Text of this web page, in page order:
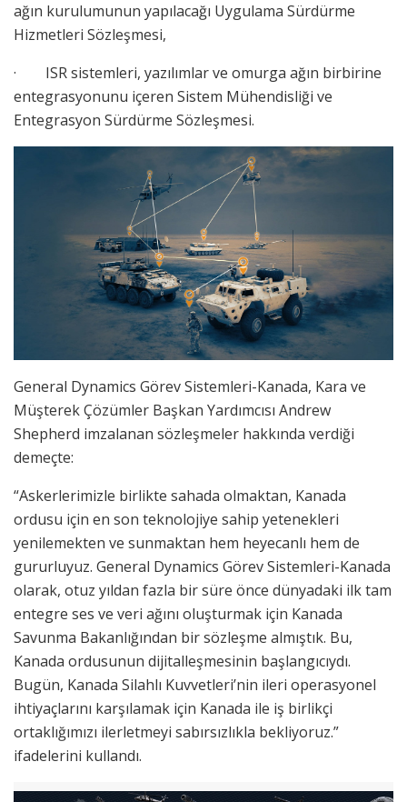
ağın kurulumunun yapılacağı Uygulama Sürdürme
Hizmetleri Sözleşmesi,
· ISR sistemleri, yazılımlar ve omurga ağın birbirine
entegrasyonunu içeren Sistem Mühendisliği ve
Entegrasyon Sürdürme Sözleşmesi.
General Dynamics Görev Sistemleri-Kanada, Kara ve
Müşterek Çözümler Başkan Yardımcısı Andrew
Shepherd imzalanan sözleşmeler hakkında verdiği
demeçte:
“Askerlerimizle birlikte sahada olmaktan, Kanada
ordusu için en son teknolojiye sahip yetenekleri
yenilemekten ve sunmaktan hem heyecanlı hem de
gururluyuz. General Dynamics Görev Sistemleri-Kanada
olarak, otuz yıldan fazla bir süre önce dünyadaki ilk tam
entegre ses ve veri ağını oluşturmak için Kanada
Savunma Bakanlığından bir sözleşme almıştık. Bu,
Kanada ordusunun dijitalleşmesinin başlangıcıydı.
Bugün, Kanada Silahlı Kuvvetleri’nin ileri operasyonel
ihtiyaçlarını karşılamak için Kanada ile iş birlikçi
ortaklığımızı ilerletmeyi sabırsızlıkla bekliyoruz.”
ifadelerini kullandı.